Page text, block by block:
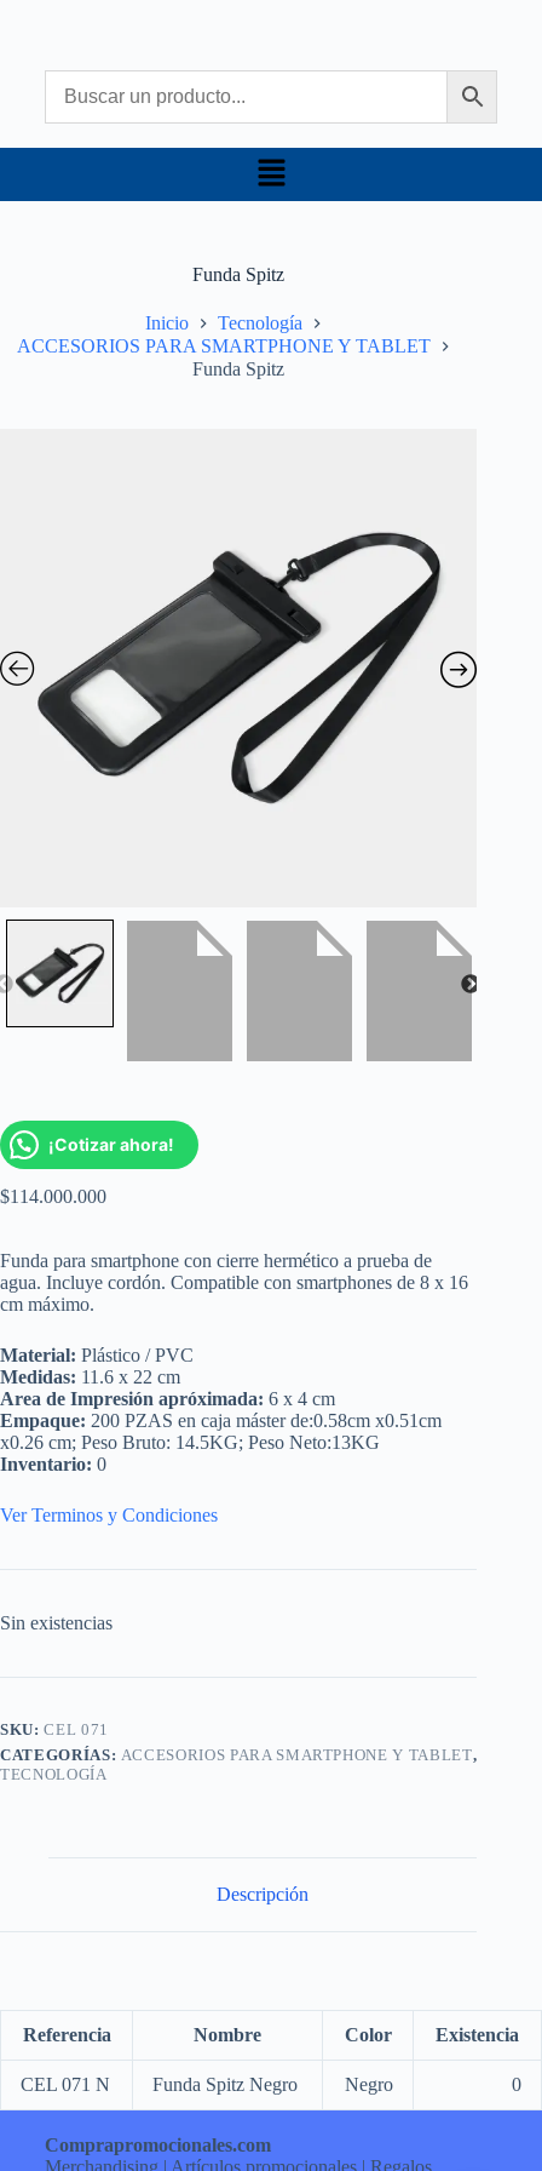
Funda Spitz
Inicio
Tecnología
ACCESORIOS PARA SMARTPHONE Y TABLET
Funda Spitz
¡Cotizar ahora!
$114.000.000
Funda para smartphone con cierre hermético a prueba de
agua. Incluye cordón. Compatible con smartphones de 8 x 16
cm máximo.
Material: Plástico / PVC
Medidas: 11.6 x 22 cm
Area de Impresión apróximada: 6 x 4 cm
Empaque: 200 PZAS en caja máster de:0.58cm x0.51cm
x0.26 cm; Peso Bruto: 14.5KG; Peso Neto:13KG
Inventario: 0
Ver Terminos y Condiciones
Sin existencias
SKU:CEL 071
CATEGORÍAS: ACCESORIOS PARA SMARTPHONE Y TABLET,
TECNOLOGÍA
Descripción
Referencia Nombre Color Existencia
CEL 071 N Funda Spitz Negro Negro 0
Comprapromocionales.com
Merchandising | Artículos promocionales | Regalos